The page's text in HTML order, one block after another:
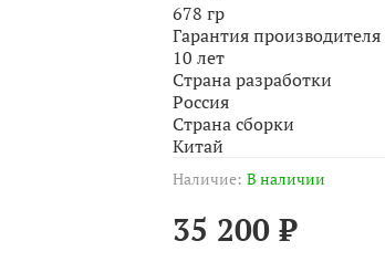
Наличие: В наличии
35 200 ₽
678 гр
Гарантия производителя
10 лет
Страна разработки
Россия
Страна сборки
Китай